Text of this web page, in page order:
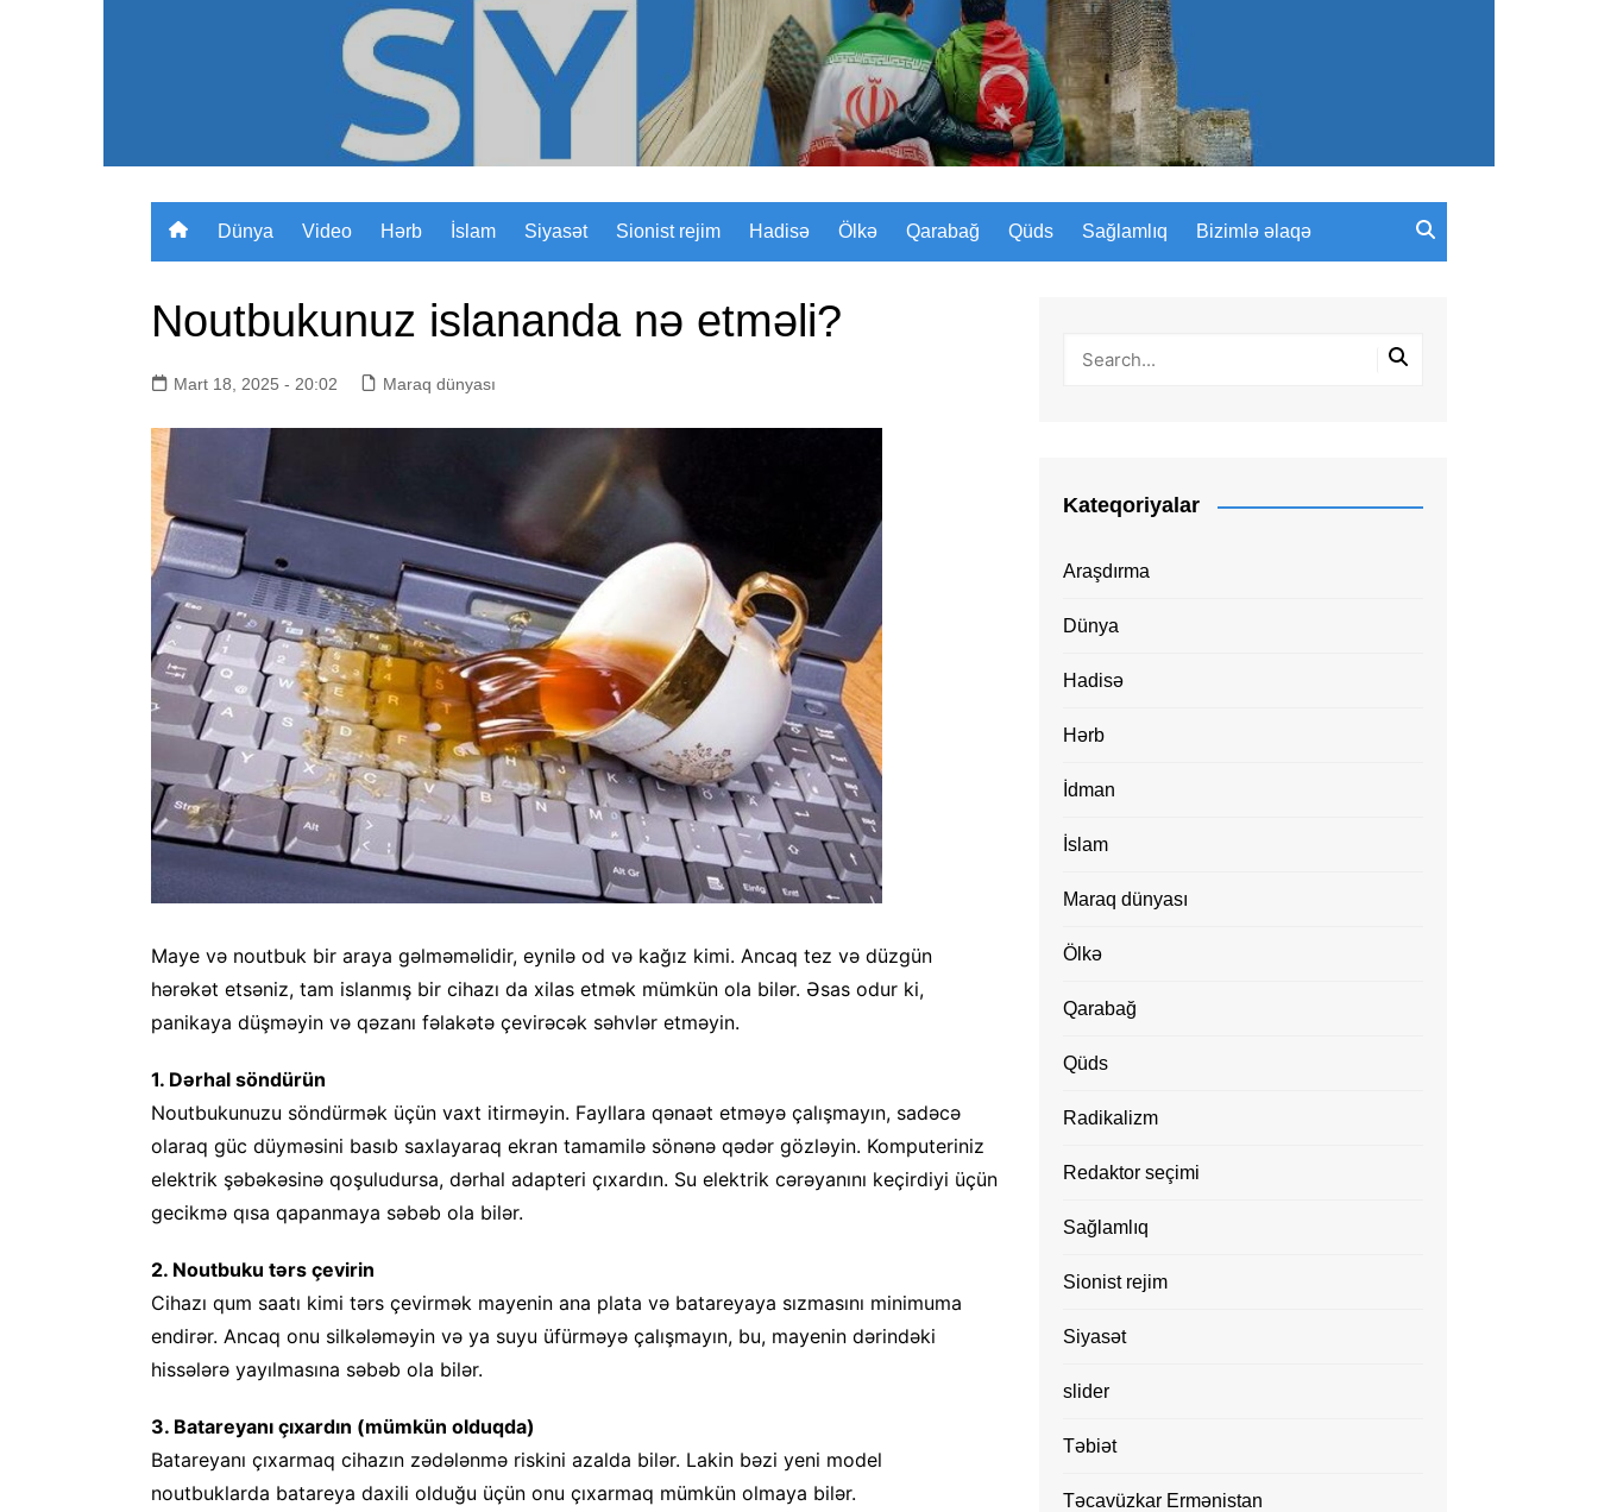
Sizinyol.org
Dünya Video Hərb İslam Siyasət Sionist rejim Hadisə Ölkə Qarabağ Qüds Sağlamlıq Bizimlə əlaqə
Noutbukunuz islananda nə etməli?
Mart 18, 2025 - 20:02 Maraq dünyası
Maye və noutbuk bir araya gəlməməlidir, eynilə od və kağız kimi. Ancaq tez və düzgün
hərəkət etsəniz, tam islanmış bir cihazı da xilas etmək mümkün ola bilər. Əsas odur ki,
panikaya düşməyin və qəzanı fəlakətə çevirəcək səhvlər etməyin.
1. Dərhal söndürün
Noutbukunuzu söndürmək üçün vaxt itirməyin. Fayllara qənaət etməyə çalışmayın, sadəcə
olaraq güc düyməsini basıb saxlayaraq ekran tamamilə sönənə qədər gözləyin. Komputeriniz
elektrik şəbəkəsinə qoşuludursa, dərhal adapteri çıxardın. Su elektrik cərəyanını keçirdiyi üçün
gecikmə qısa qapanmaya səbəb ola bilər.
2. Noutbuku tərs çevirin
Cihazı qum saatı kimi tərs çevirmək mayenin ana plata və batareyaya sızmasını minimuma
endirər. Ancaq onu silkələməyin və ya suyu üfürməyə çalışmayın, bu, mayenin dərindəki
hissələrə yayılmasına səbəb ola bilər.
3. Batareyanı çıxardın (mümkün olduqda)
Batareyanı çıxarmaq cihazın zədələnmə riskini azalda bilər. Lakin bəzi yeni model
noutbuklarda batareya daxili olduğu üçün onu çıxarmaq mümkün olmaya bilər.
Kateqoriyalar
Araşdırma
Dünya
Hadisə
Hərb
İdman
İslam
Maraq dünyası
Ölkə
Qarabağ
Qüds
Radikalizm
Redaktor seçimi
Sağlamlıq
Sionist rejim
Siyasət
slider
Təbiət
Təcavüzkar Ermənistan